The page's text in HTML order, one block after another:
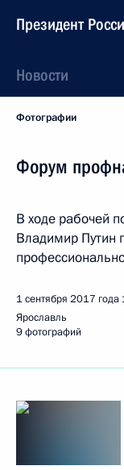
Президент
Новости
Фотографии
Форум
В ходе рабочей
Владимир Путин
1 сентября 2017 года
Ярославль
9 фотографий